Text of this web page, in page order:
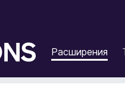
Расширения